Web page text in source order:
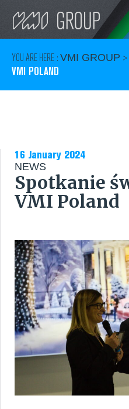
Search
CAN
CARE
SERVICES
KONTAKT
HOME
O NAS
KARIERA
YOU ARE HERE : VMI GROUP
VMI POLAND
16 January 2024
NEWS
Spotkanie
VMI Poland